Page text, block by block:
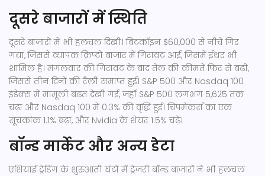
दूसरे बाजारों में स्थिति
दूसरे बाजारों में भी हलचल दिखी। बिटकॉइन $60,000 से नीचे गिर
गया, जिससे व्यापक क्रिप्टो बाजार में गिरावट आई, जिसमें ईथर भी
शामिल है। मंगलवार की गिरावट के बाद तेल की कीमतें फिर से बढ़ी,
जिससे तीन दिनों की रैली समाप्त हुई। S&P 500 और Nasdaq 100
इंडेक्स में मामूली बढ़त देखी गई, जहाँ S&P 500 लगभग 5,625 तक
चढ़ा और Nasdaq 100 में 0.3% की वृद्धि हुई। चिपमेकर्स का एक
सूचकांक 1.1% बढ़ा, और Nvidia के शेयर 1.5% चढ़े।
बॉन्ड मार्केट और अन्य डेटा
एशियाई ट्रेडिंग के शुरुआती घंटों में ट्रेजरी बॉन्ड बाजारों ने भी हलचल